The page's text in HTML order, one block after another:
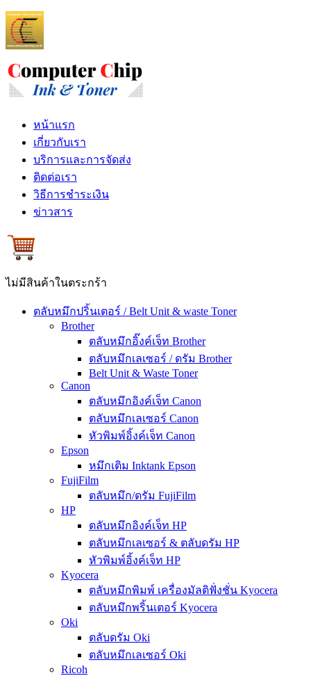
หน้าแรก
เกี่ยวกับเรา
บริการและการจัดส่ง
ติดต่อเรา
วิธีการชำระเงิน
ข่าวสาร
ไม่มีสินค้าในตระกร้า
ตลับหมึกปริ้นเตอร์ / Belt Unit & waste Toner
Brother
ตลับหมึกอิ๊งค์เจ็ท Brother
ตลับหมึกเลเซอร์ / ดรัม Brother
Belt Unit & Waste Toner
Canon
ตลับหมึกอิงค์เจ็ท Canon
ตลับหมึกเลเซอร์ Canon
หัวพิมพ์อิ้งค์เจ็ท Canon
Epson
หมึกเติม Inktank Epson
FujiFilm
ตลับหมึก/ดรัม FujiFilm
HP
ตลับหมึกอิงค์เจ็ท HP
ตลับหมึกเลเซอร์ & ตลับดรัม HP
หัวพิมพ์อิ้งค์เจ็ท HP
Kyocera
ตลับหมึกพิมพ์ เครื่องมัลติฟั่งชั่น Kyocera
ตลับหมึกพริ้นเตอร์ Kyocera
Oki
ตลับดรัม Oki
ตลับหมึกเลเซอร์ Oki
Ricoh